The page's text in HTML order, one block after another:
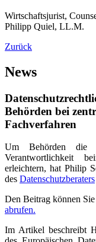
Wirtschaftsjurist,
Philipp Quiel, LL.M.
Zurück
News
Behörden bei
Fachverfahren
Um Behörden die
Verantwortlichkeit
erleichtern, hat Philip
des Datenschutzberaters
Den Beitrag können Sie
abrufen.
Im Artikel beschreibt